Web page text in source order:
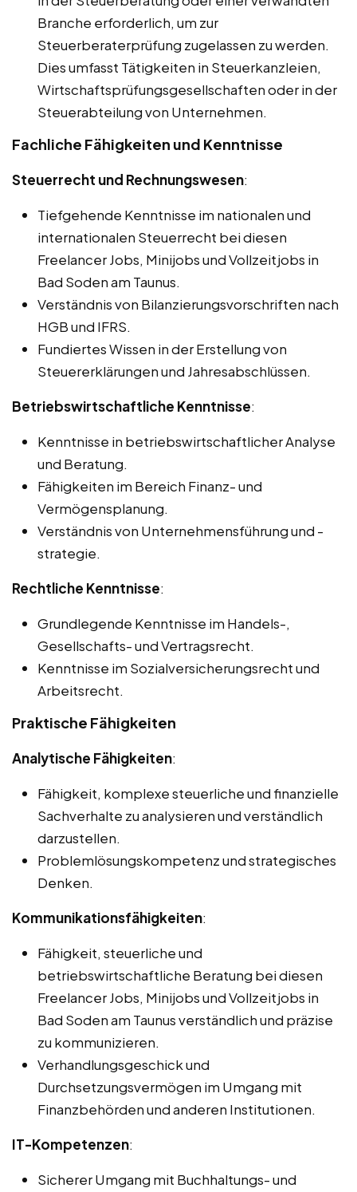
Branche erforderlich, um zur
Steuerberaterprüfung zugelassen zu werden.
Dies umfasst Tätigkeiten in Steuerkanzleien,
Wirtschaftsprüfungsgesellschaften oder in der
Steuerabteilung von Unternehmen.
Fachliche Fähigkeiten und Kenntnisse
Steuerrecht und Rechnungswesen:
Tiefgehende Kenntnisse im nationalen und
internationalen Steuerrecht bei diesen
Freelancer Jobs, Minijobs und Vollzeitjobs in
Bad Soden am Taunus.
Verständnis von Bilanzierungsvorschriften nach
HGB und IFRS.
Fundiertes Wissen in der Erstellung von
Steuererklärungen und Jahresabschlüssen.
Betriebswirtschaftliche Kenntnisse:
Kenntnisse in betriebswirtschaftlicher Analyse
und Beratung.
Fähigkeiten im Bereich Finanz- und
Vermögensplanung.
Verständnis von Unternehmensführung und -
strategie.
Rechtliche Kenntnisse:
Grundlegende Kenntnisse im Handels-,
Gesellschafts- und Vertragsrecht.
Kenntnisse im Sozialversicherungsrecht und
Arbeitsrecht.
Praktische Fähigkeiten
Analytische Fähigkeiten:
Fähigkeit, komplexe steuerliche und finanzielle
Sachverhalte zu analysieren und verständlich
darzustellen.
Problemlösungskompetenz und strategisches
Denken.
Kommunikationsfähigkeiten:
Fähigkeit, steuerliche und
betriebswirtschaftliche Beratung bei diesen
Freelancer Jobs, Minijobs und Vollzeitjobs in
Bad Soden am Taunus verständlich und präzise
zu kommunizieren.
Verhandlungsgeschick und
Durchsetzungsvermögen im Umgang mit
Finanzbehörden und anderen Institutionen.
IT-Kompetenzen:
Sicherer Umgang mit Buchhaltungs- und